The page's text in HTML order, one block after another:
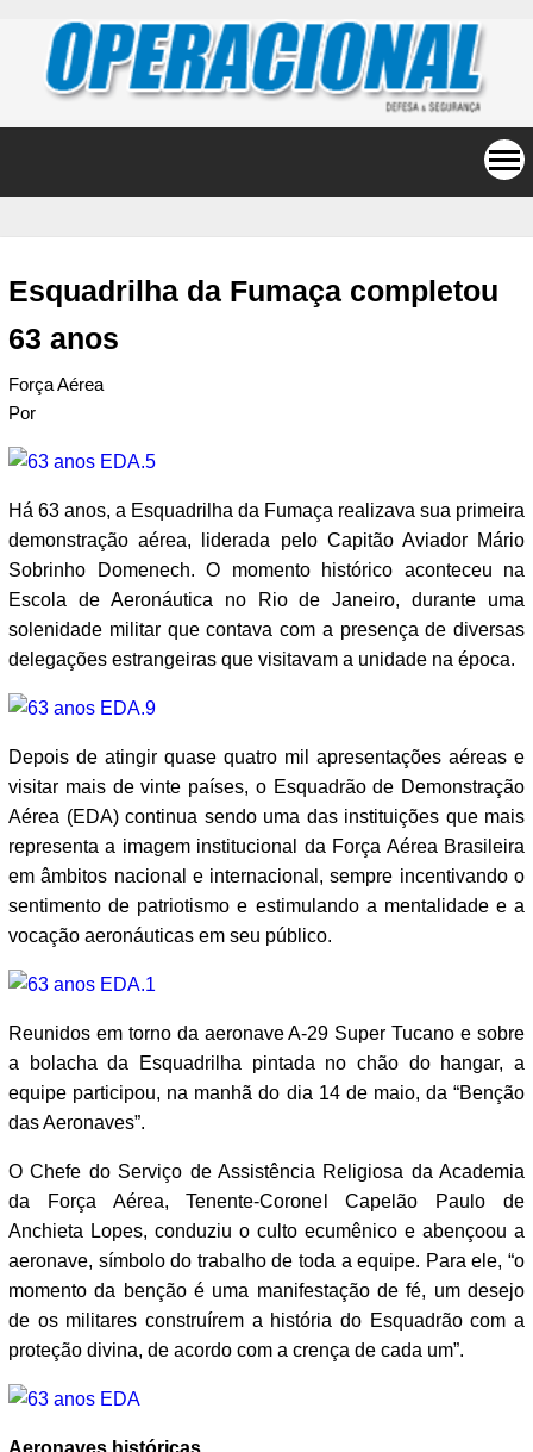
Esquadrilha da Fumaça completou
63 anos
Força Aérea
Por
Há 63 anos, a Esquadrilha da Fumaça realizava sua primeira
demonstração aérea, liderada pelo Capitão Aviador Mário
Sobrinho Domenech. O momento histórico aconteceu na
Escola de Aeronáutica no Rio de Janeiro, durante uma
solenidade militar que contava com a presença de diversas
delegações estrangeiras que visitavam a unidade na época.
Depois de atingir quase quatro mil apresentações aéreas e
visitar mais de vinte países, o Esquadrão de Demonstração
Aérea (EDA) continua sendo uma das instituições que mais
representa a imagem institucional da Força Aérea Brasileira
em âmbitos nacional e internacional, sempre incentivando o
sentimento de patriotismo e estimulando a mentalidade e a
vocação aeronáuticas em seu público.
Reunidos em torno da aeronave A-29 Super Tucano e sobre
a bolacha da Esquadrilha pintada no chão do hangar, a
equipe participou, na manhã do dia 14 de maio, da “Benção
das Aeronaves”.
O Chefe do Serviço de Assistência Religiosa da Academia
da Força Aérea, Tenente-Coronel Capelão Paulo de
Anchieta Lopes, conduziu o culto ecumênico e abençoou a
aeronave, símbolo do trabalho de toda a equipe. Para ele, “o
momento da benção é uma manifestação de fé, um desejo
de os militares construírem a história do Esquadrão com a
proteção divina, de acordo com a crença de cada um”.